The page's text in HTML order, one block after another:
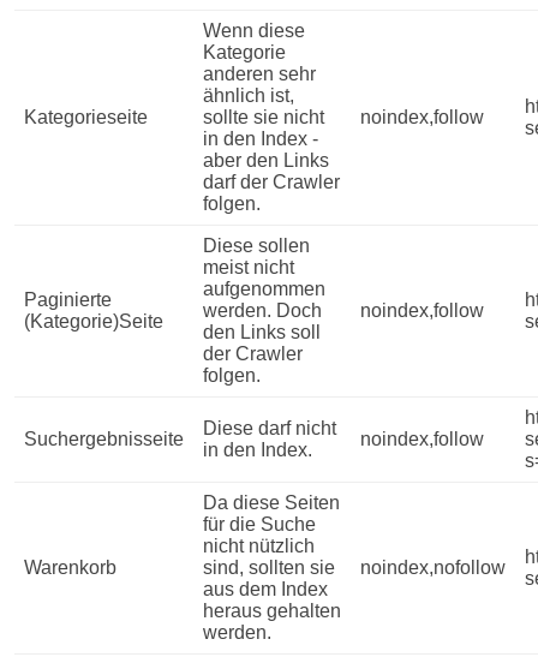
Kategorieseite
Wenn diese
Kategorie
anderen sehr
ähnlich ist,
sollte sie nicht
in den Index -
aber den Links
darf der Crawler
folgen.
noindex,follow
Paginierte
(Kategorie)Seite
Diese sollen
meist nicht
aufgenommen
werden. Doch
den Links soll
der Crawler
folgen.
noindex,follow
Suchergebnisseite
Diese darf nicht
in den Index.
noindex,follow
Warenkorb
Da diese Seiten
für die Suche
nicht nützlich
sind, sollten sie
aus dem Index
heraus gehalten
werden.
noindex,nofollow